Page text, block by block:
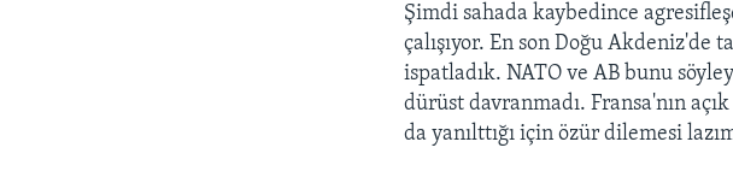
Şimdi sahada kaybedince
çalışıyor. En son Doğu Akdeniz'de
ispatladık. NATO ve AB bunu
dürüst davranmadı. Fransa'nın
da yanılttığı için özür dilemesi